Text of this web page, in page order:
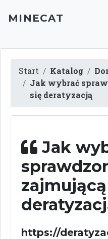
MINECAT
Start Katalog
Jak wybrać
się deratyzacją
Jak
https://